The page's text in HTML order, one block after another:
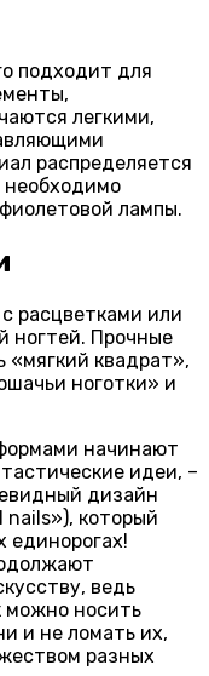
подходит для
легкими,
распределяется
необходимо
лампы.
расцветками или
ногтей. Прочные
квадрат»,
ноготки» и
начинают
идеи, –
дизайн
nails»), который
единорогах!
ведь
можно носить
и не ломать их,
разных